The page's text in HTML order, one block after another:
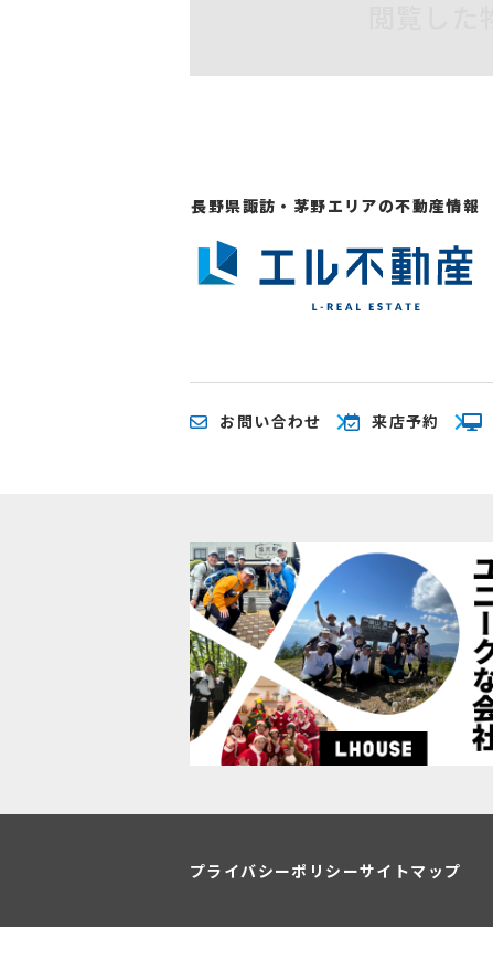
長野県諏訪・茅野エリアの不動産情報
お問い合わせ 来店予約
プライバシーポリシーサイトマップ